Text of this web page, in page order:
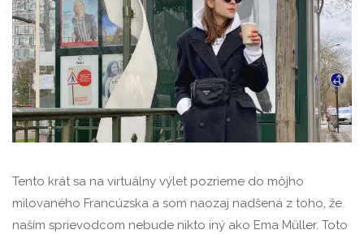
Tento krát sa na virtuálny výlet pozrieme do môjho
milovaného Francúzska a som naozaj nadšená z toho, že
naším sprievodcom nebude nikto iný ako Ema Müller. Toto